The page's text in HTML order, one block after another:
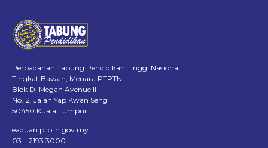
Perbadanan Tabung Pendidikan Tinggi Nasional
Tingkat Bawah, Menara PTPTN
Blok D, Megan Avenue II
No.12, Jalan Yap Kwan Seng
50450 Kuala Lumpur
eaduan.ptptn.gov.my
03 – 2193 3000